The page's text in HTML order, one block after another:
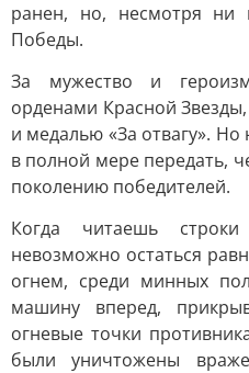
ранен, но, несмотря
Победы.
За мужество и
орденами Красной
и медалью «За отвагу». Но
в полной мере передать,
поколению победителей.
Когда читаешь
невозможно остаться
огнем, среди минных
машину вперед,
огневые точки
были уничтожены